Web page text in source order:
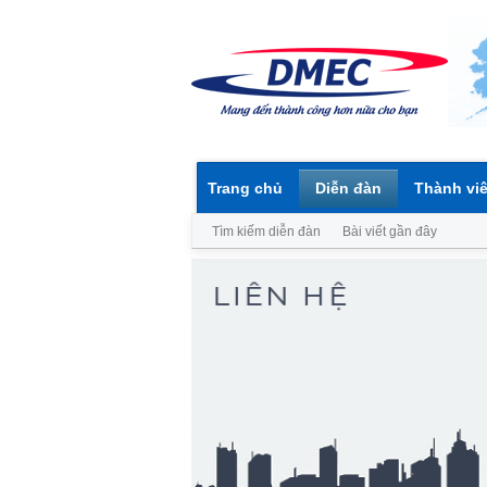
Trang chủ Diễn đàn
Tìm kiếm diễn đàn Bài viết gần đây
Thành